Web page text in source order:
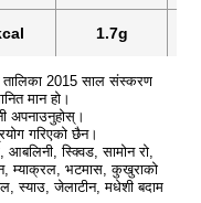
1.7g
तालिका 2015 साल संस्करण
मान हो।
अपनाउनुहोस्।
गरिएको छैन।
आबलिनी, स्क्विड, सामोन रो,
म्याक्रल, भटमास, कुखुराको
स्याउ, जेलाटीन, मधेशी बदाम